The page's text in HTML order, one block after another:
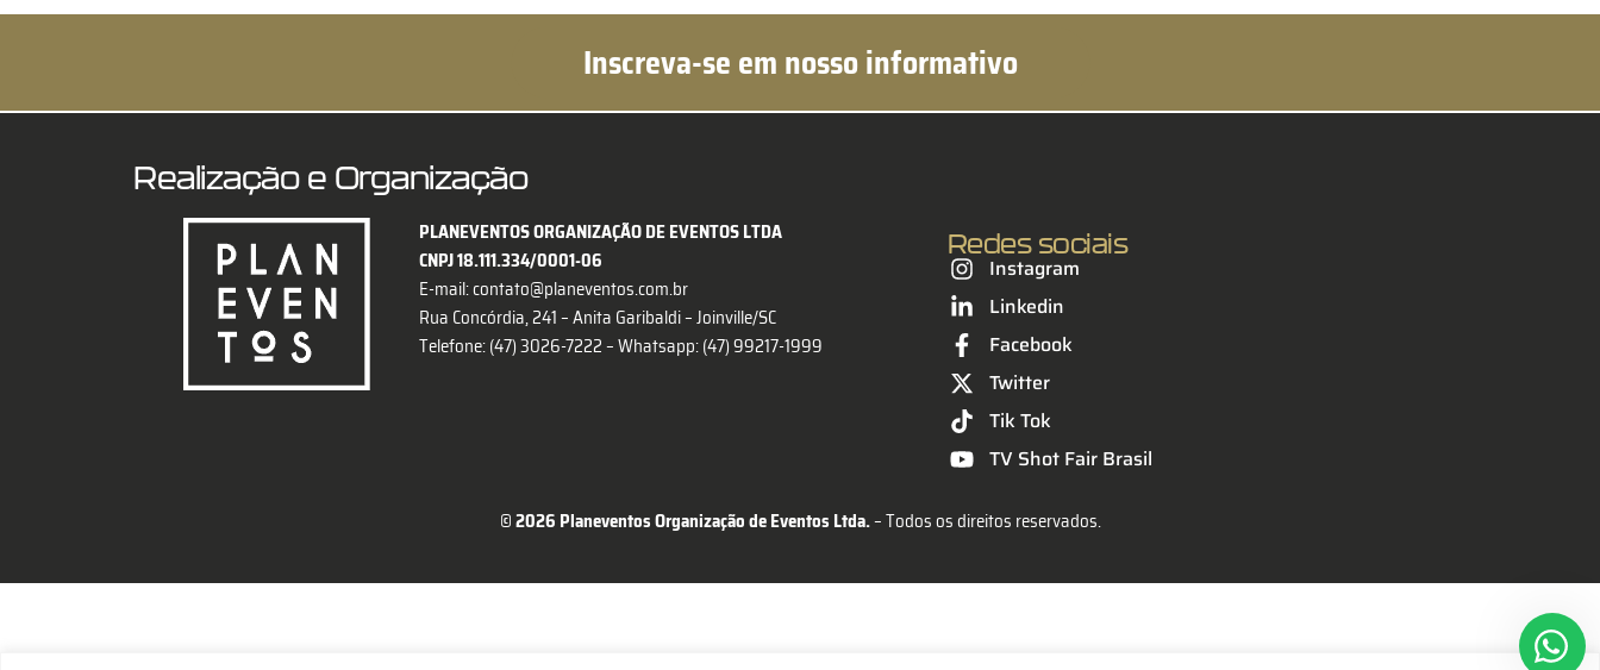
Inscreva-se em nosso informativo
Realização e Organização
PLANEVENTOS ORGANIZAÇÃO DE EVENTOS LTDA
CNPJ 18.111.334/0001-06
E-mail:contato@planeventos.com.br
Rua Concórdia, 241 – Anita Garibaldi – Joinville/SC
Telefone: (47) 3026-7222 –Whatsapp: (47) 99217-1999
Redes sociais
Instagram
Linkedin
Facebook
Twitter
Tik Tok
TV Shot Fair Brasil
© 2026 Planeventos Organização de Eventos Ltda. – Todos os direitos reservados.